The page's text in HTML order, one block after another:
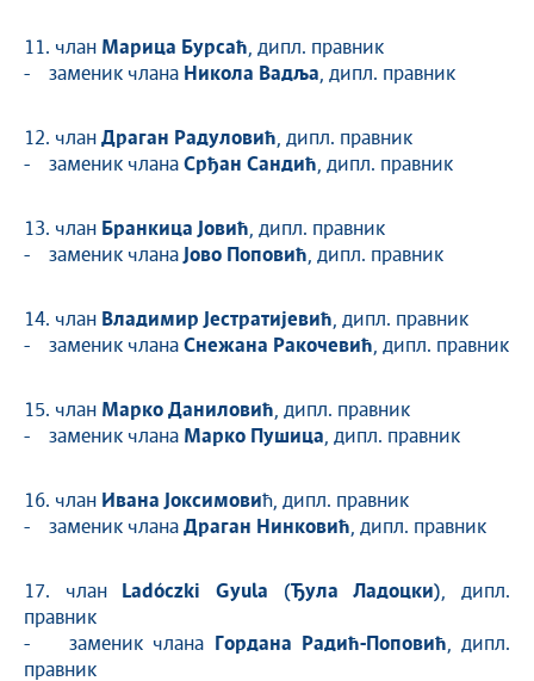
11. члан Марица Бурсаћ, дипл. правник
- заменик члана Никола Вадља, дипл. правник
12. члан Драган Радуловић, дипл. правник
- заменик члана Срђан Сандић, дипл. правник
13. члан Бранкица Јовић, дипл. правник
- заменик члана Јово Поповић, дипл. правник
14. члан Владимир Јестратијевић, дипл. правник
- заменик члана Снежана Ракочевић, дипл. правник
15. члан Марко Даниловић, дипл. правник
- заменик члана Марко Пушица, дипл. правник
16. члан Ивана Јоксимовић, дипл. правник
- заменик члана Драган Нинковић, дипл. правник
17. члан Ladóczki Gyula (Ђула Ладоцки), дипл.
правник
- заменик члана
Гордана Радић-Поповић, дипл.
правник